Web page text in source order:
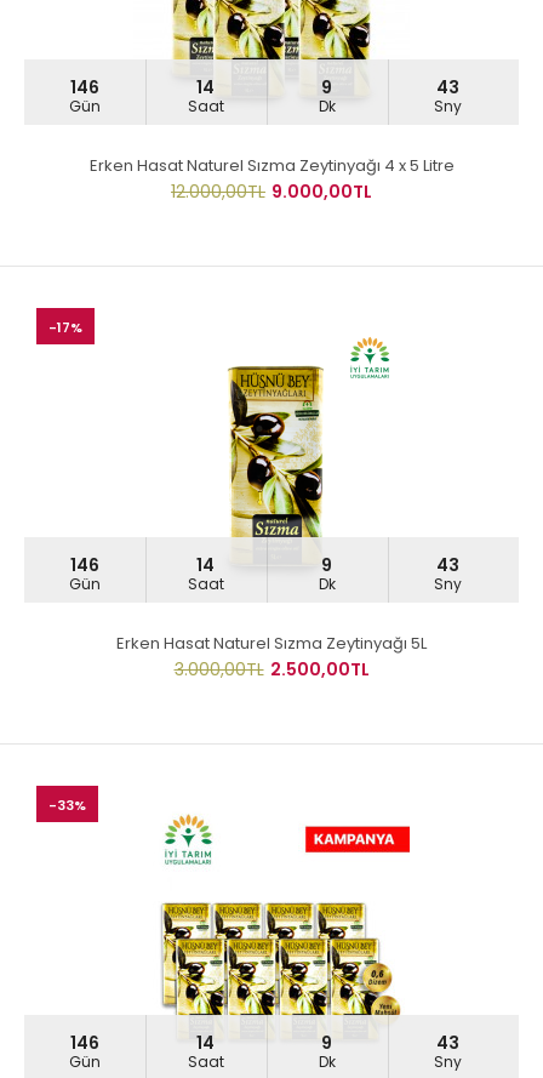
146
Gün
14
Saat
9
Dk
43
Sny
Erken Hasat Naturel Sızma Zeytinyağı 4 x 5 Litre
12.000,00TL 9.000,00TL
-17%
146
Gün
14
Saat
9
Dk
43
Sny
Erken Hasat Naturel Sızma Zeytinyağı 5L
3.000,00TL 2.500,00TL
-33%
146
Gün
14
Saat
9
Dk
43
Sny